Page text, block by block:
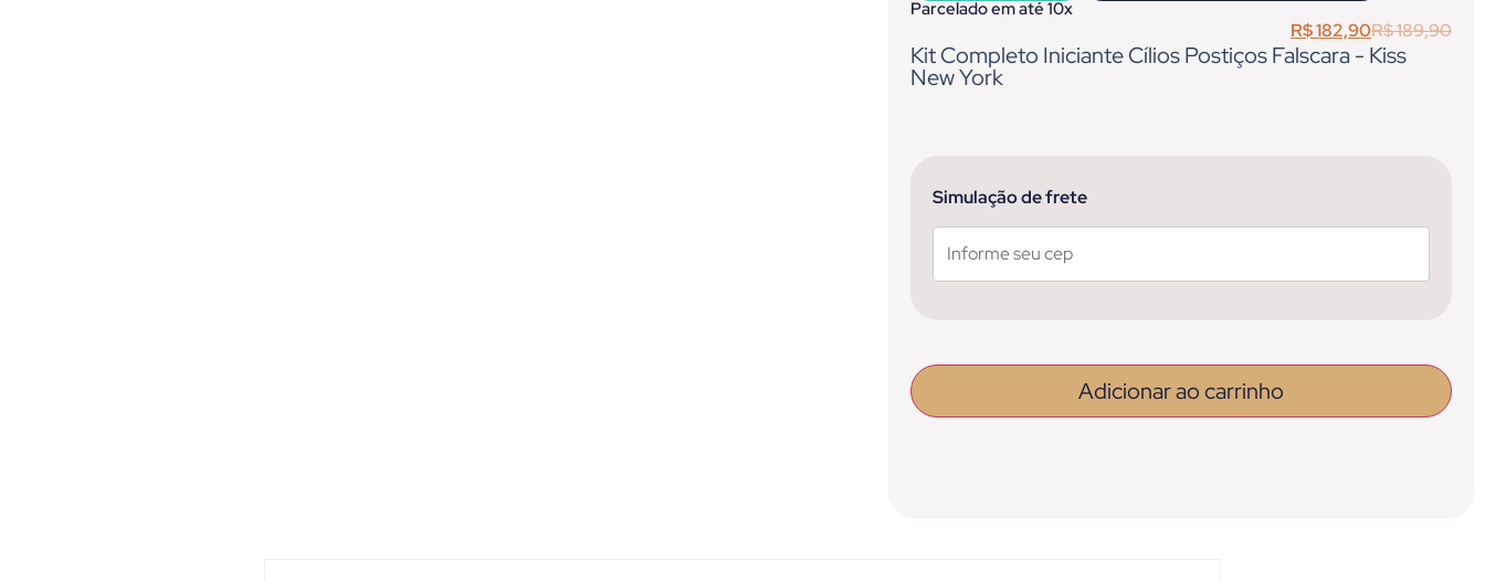
Parcelado em até 10x
R$189,90
R$182,90
Kit Completo Iniciante Cílios Postiços Falscara - Kiss
New York
Simulação de frete
Adicionar ao carrinho